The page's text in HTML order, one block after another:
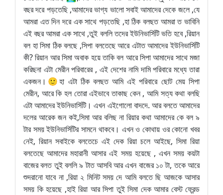
বছর দরে পড়তেছি ,আমাদের ভাগ্য ভালো সবাই আমাদের দেকে জলে ,যে
আমরা এত দিন দরে এক সাথে পড়তেছি ,হা ঠিক বলছত আমরা ত ভাবিনি
এই বছর আমরা এক সাথে ,তুই বললি তদের ইউনিভার্সিটি ভতি হবে ,রিয়ান
বল হা সিমা ঠিক বলছে ,সিপা বলতেছে আরে এটাত আমাদের ইউনিভার্সিটি
কী? রিয়ান আর সিমা অবাক হয়ে তাকি বল আরে সিপা আমাদের সাথে মজা
করিছনা এটা মেরীন পরিবারের , এই দেশের নামি দামি পরিবারে মধ্যে তারা
একজন।🙂হা এটা ঠিক বলছত আমি এই পরিবারে ছোট মেয় সিপা
মেরীন, আরে কি হল তোরা এইভাবে তাকাছ কেন , আমি সত্য কথা বলছি
এটা আমাদের ইউনিভার্সিটি। এখন এইগোলো বাদদে. আর বলতে আমাদের
দলের আরেক জন কই,সিমা আর বলিছ না রিয়ার কথা আমাদের কে বল ৯
টার সময় ইউনিভার্সিটির সামনে থাকবে। এখন ও কোথায় ওর কোনো খবর
নেই, রিয়ান সবাইকে বলতেচে এই দেক রিয়া চলে আইছে, সিমা রিয়া
বলতেছে আমাদের মহারানী আসার এই সময় হয়েছে , এখন সময় কয়টা
বাজের বলত তুই বললি ৯ টাত আসবি আর এখন বাজের ১০ টা, তকে আরে
শুদরানো যাবে না ,রিয়া ২ মিনিট সময় দে আমি বলতে ছি আজকে আসার
সময় কি হয়েছে ,হাই রিয়া আর সিপা তুই সিমা দেক আমার বেস্ট ফ্রেন্ড